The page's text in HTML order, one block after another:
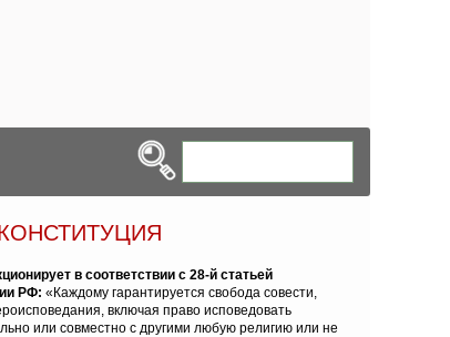
в соответствии с 28-й статьей
РФ: «Каждому гарантируется свобода совести,
включая право исповедовать
или совместно с другими любую религию или не